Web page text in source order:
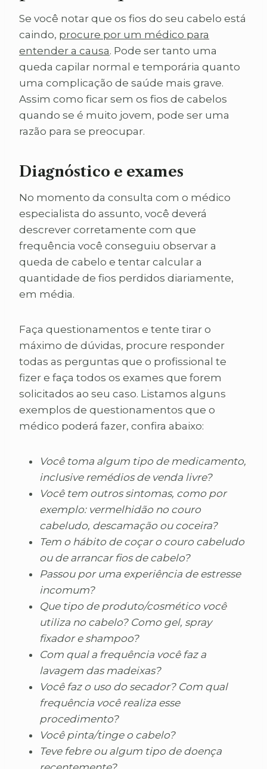
Se você notar que os fios do seu cabelo está
caindo, procure por um médico para
entender a causa. Pode ser tanto uma
queda capilar normal e temporária quanto
uma complicação de saúde mais grave.
Assim como ficar sem os fios de cabelos
quando se é muito jovem, pode ser uma
razão para se preocupar.
Diagnóstico e exames
No momento da consulta com o médico
especialista do assunto, você deverá
descrever corretamente com que
frequência você conseguiu observar a
queda de cabelo e tentar calcular a
quantidade de fios perdidos diariamente,
em média.
Faça questionamentos e tente tirar o
máximo de dúvidas, procure responder
todas as perguntas que o profissional te
fizer e faça todos os exames que forem
solicitados ao seu caso. Listamos alguns
exemplos de questionamentos que o
médico poderá fazer, confira abaixo:
Você toma algum tipo de medicamento,
inclusive remédios de venda livre?
Você tem outros sintomas, como por
exemplo: vermelhidão no couro
cabeludo, descamação ou coceira?
Tem o hábito de coçar o couro cabeludo
ou de arrancar fios de cabelo?
Passou por uma experiência de estresse
incomum?
Que tipo de produto/cosmético você
utiliza no cabelo? Como gel, spray
fixador e shampoo?
Com qual a frequência você faz a
lavagem das madeixas?
Você faz o uso do secador? Com qual
frequência você realiza esse
procedimento?
Você pinta/tinge o cabelo?
Teve febre ou algum tipo de doença